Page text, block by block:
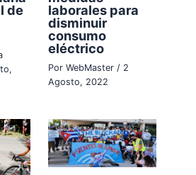
de
laborales para
disminuir
consumo
eléctrico
Por WebMaster / 2
Agosto, 2022